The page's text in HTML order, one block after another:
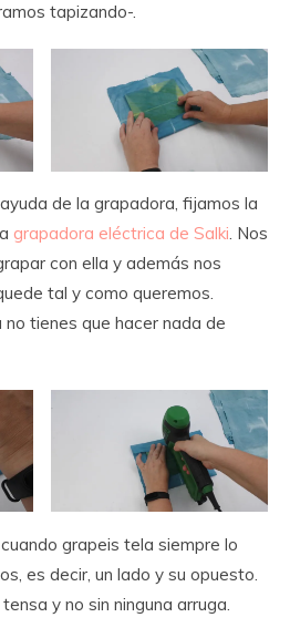
tapizando-.
de la grapadora, fijamos la
grapadora eléctrica de Salki. Nos
con ella y además nos
tal y como queremos.
tienes que hacer nada de
grapeis tela siempre lo
es decir, un lado y su opuesto.
y no sin ninguna arruga.